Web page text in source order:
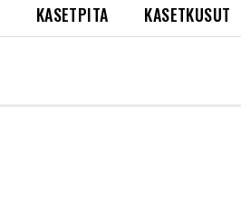
KASETPITA KASETKUSUT